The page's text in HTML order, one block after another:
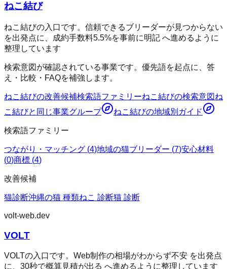
ねこ結び
ねこ結びの入口です。信頼できるブリーダーが見つからない
を出発点に、成約手数料5.5%を事前に明記 へ進めるように
整理しています
検索意図が確認されている事業です。優先語を起点に、答
え・比較・FAQを補強します。
ねこ結びの改善候補検索語ファミリーねこ結びの検索意図 ね
こ結びと同じ事業グループ ねこ結びの地域別ガイド
検索語ファミリー
つながり・マッチング (4)地域の猫ブリーダー (7)安心材料
(0)商標 (4)
改善候補
猫診断沖縄の猫 種類ねこ 診断猫 診断
volt-web.dev
VOLT
VOLTの入口です。Web制作の相場がわからず不安 を出発点
に、30秒で概算見積が出る へ進めるように整理しています